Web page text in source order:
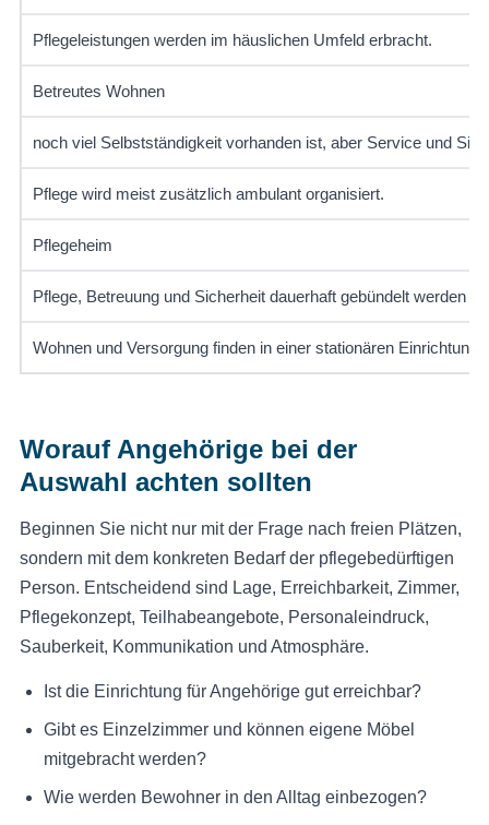
Pflegeleistungen werden im häuslichen Umfeld erbracht.
Betreutes Wohnen
noch viel Selbstständigkeit vorhanden ist, aber Service und
Pflege wird meist zusätzlich ambulant organisiert.
Pflegeheim
Pflege, Betreuung und Sicherheit dauerhaft gebündelt werden
Wohnen und Versorgung finden in einer stationären Einrichtung
Worauf Angehörige bei der
Auswahl achten sollten
Beginnen Sie nicht nur mit der Frage nach freien Plätzen,
sondern mit dem konkreten Bedarf der pflegebedürftigen
Person. Entscheidend sind Lage, Erreichbarkeit, Zimmer,
Pflegekonzept, Teilhabeangebote, Personaleindruck,
Sauberkeit, Kommunikation und Atmosphäre.
Ist die Einrichtung für Angehörige gut erreichbar?
Gibt es Einzelzimmer und können eigene Möbel
mitgebracht werden?
Wie werden Bewohner in den Alltag einbezogen?